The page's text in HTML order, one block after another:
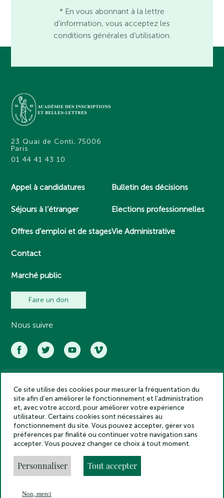
* En vous abonnant à la lettre
d’information, vous acceptez les
conditions générales d’utilisation.
23 Quai de Conti, 75006
Paris
01 44 41 43 10
Appel à candidatures
Séjours à l’étranger
Offres d’emploi et de stages
Contact
Marché public
Bulletin des décisions
Elections professionnelles
Vie Administrative
Faire un don
Nous suivre
Académie des inscriptions et belles lettres – Tous droits réservés
2025
Politique de confidentialité
Mentions légales
Crédits
Gestion des cookies
Made by
Ce site utilise des cookies pour mesurer la fréquentation du
site afin d’en améliorer le fonctionnement et l’administration
et, avec votre accord, pour améliorer votre expérience
utilisateur. Certains cookies sont nécessaires au
fonctionnement du site. Vous pouvez accepter, gérer vos
préférences par finalité ou continuer votre navigation sans
accepter. Vous pouvez changer ce choix à tout moment.
Personnaliser Tout accepter
Non, merci